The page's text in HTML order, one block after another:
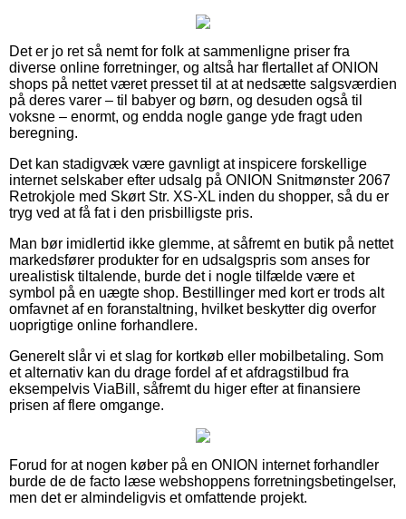
Det er jo ret så nemt for folk at sammenligne priser fra
diverse online forretninger, og altså har flertallet af ONION
shops på nettet været presset til at at nedsætte salgsværdien
på deres varer – til babyer og børn, og desuden også til
voksne – enormt, og endda nogle gange yde fragt uden
beregning.
Det kan stadigvæk være gavnligt at inspicere forskellige
internet selskaber efter udsalg på ONION Snitmønster 2067
Retrokjole med Skørt Str. XS-XL inden du shopper, så du er
tryg ved at få fat i den prisbilligste pris.
Man bør imidlertid ikke glemme, at såfremt en butik på nettet
markedsfører produkter for en udsalgspris som anses for
urealistisk tiltalende, burde det i nogle tilfælde være et
symbol på en uægte shop. Bestillinger med kort er trods alt
omfavnet af en foranstaltning, hvilket beskytter dig overfor
uoprigtige online forhandlere.
Generelt slår vi et slag for kortkøb eller mobilbetaling. Som
et alternativ kan du drage fordel af et afdragstilbud fra
eksempelvis ViaBill, såfremt du higer efter at finansiere
prisen af flere omgange.
Forud for at nogen køber på en ONION internet forhandler
burde de de facto læse webshoppens forretningsbetingelser,
men det er almindeligvis et omfattende projekt.